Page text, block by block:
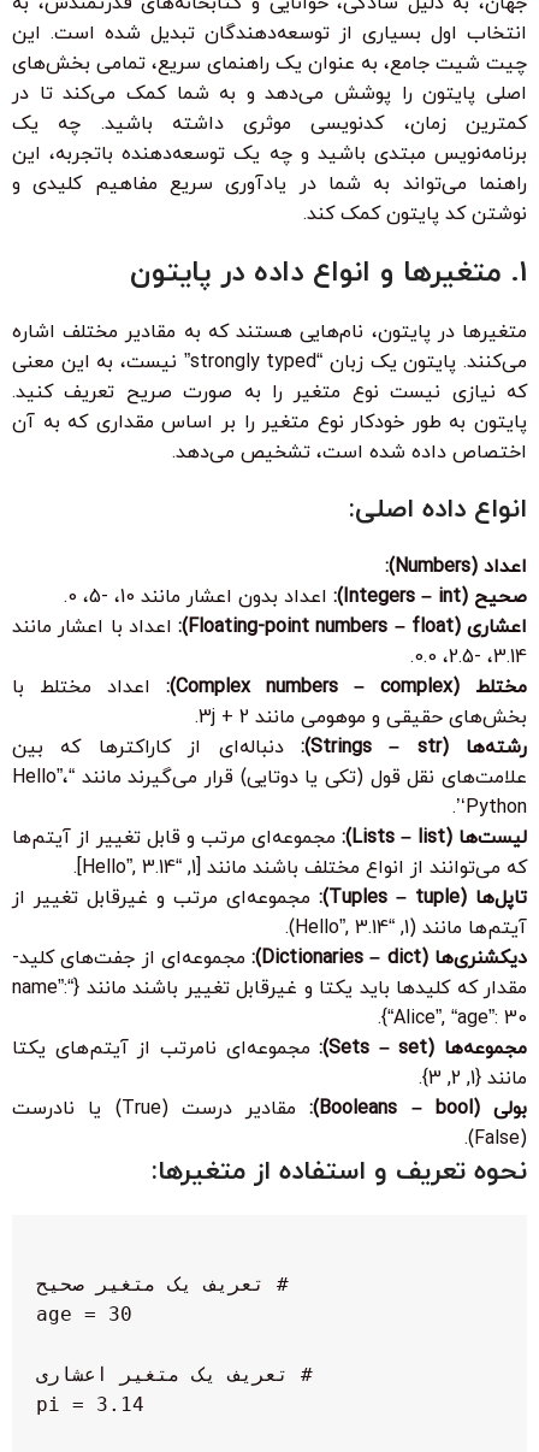
انتخاب اول بسیاری از توسعه‌دهندگان تبدیل شده است. این
چیت شیت جامع، به عنوان یک راهنمای سریع، تمامی بخش‌های
اصلی پایتون را پوشش می‌دهد و به شما کمک می‌کند تا در
کمترین زمان، کدنویسی موثری داشته باشید. چه یک
برنامه‌نویس مبتدی باشید و چه یک توسعه‌دهنده باتجربه، این
راهنما می‌تواند به شما در یادآوری سریع مفاهیم کلیدی و
نوشتن کد پایتون کمک کند.
1. متغیرها و انواع داده در پایتون
متغیرها در پایتون، نام‌هایی هستند که به مقادیر مختلف اشاره
می‌کنند. پایتون یک زبان “strongly typed” نیست، به این معنی
که نیازی نیست نوع متغیر را به صورت صریح تعریف کنید.
پایتون به طور خودکار نوع متغیر را بر اساس مقداری که به آن
اختصاص داده شده است، تشخیص می‌دهد.
انواع داده اصلی:
اعداد (Numbers):
صحیح (Integers – int):
اعداد بدون اعشار مانند 10، -5، 0.
اعشاری (Floating-point numbers – float):
اعداد با اعشار مانند
3.14، -2.5، 0.0.
مختلط (Complex numbers – complex):
اعداد مختلط با
بخش‌های حقیقی و موهومی مانند 2 + 3j.
رشته‌ها (Strings – str):
دنباله‌ای از کاراکترها که بین
علامت‌های نقل قول (تکی یا دوتایی) قرار می‌گیرند مانند “Hello”،
‘Python’.
لیست‌ها (Lists – list):
مجموعه‌ای مرتب و قابل تغییر از آیتم‌ها
که می‌توانند از انواع مختلف باشند مانند [1, “Hello”, 3.14].
تاپل‌ها (Tuples – tuple):
مجموعه‌ای مرتب و غیرقابل تغییر از
آیتم‌ها مانند (1, “Hello”, 3.14).
دیکشنری‌ها (Dictionaries – dict):
مجموعه‌ای از جفت‌های کلید-
مقدار که کلیدها باید یکتا و غیرقابل تغییر باشند مانند {“name”:
“Alice”, “age”: 30}.
مجموعه‌ها (Sets – set):
مجموعه‌ای نامرتب از آیتم‌های یکتا
مانند {1, 2, 3}.
بولی (Booleans – bool):
مقادیر درست (True) یا نادرست
(False).
نحوه تعریف و استفاده از متغیرها: